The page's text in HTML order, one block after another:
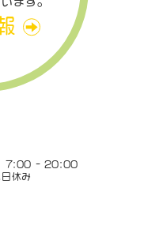
7:00 - 20:00
休み